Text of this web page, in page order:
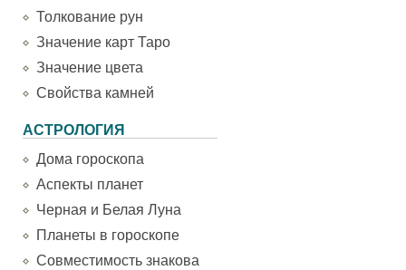
Толкование рун
Значение карт Таро
Значение цвета
Свойства камней
АСТРОЛОГИЯ
Дома гороскопа
Аспекты планет
Черная и Белая Луна
Планеты в гороскопе
Совместимость знакова